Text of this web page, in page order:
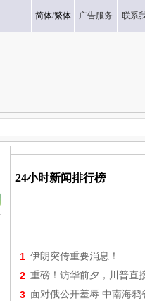
简体/繁体 广告服务 联系
24小时新闻排行榜
1 伊朗突传重要消息！
2 重磅！访华前夕，川普直
3 面对俄公开羞辱 中南海鸦